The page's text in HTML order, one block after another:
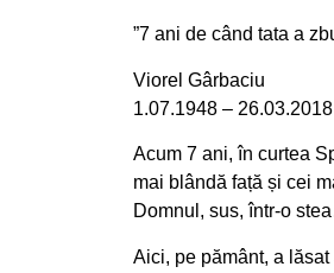
”7 ani de când tata a
Viorel Gârbaciu
1.07.1948 – 26.03.2018
Acum 7 ani, în curtea
mai blândă față și cei
Domnul, sus, într-o
Aici, pe pământ, a